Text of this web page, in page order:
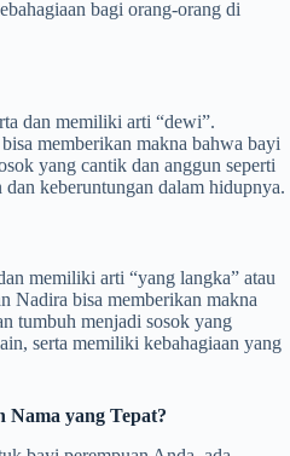
bagi orang-orang di
dan memiliki arti “dewi”.
memberikan makna bahwa bayi
yang cantik dan anggun seperti
keberuntungan dalam hidupnya.
memiliki arti “yang langka” atau
Nadira bisa memberikan makna
tumbuh menjadi sosok yang
serta memiliki kebahagiaan yang
Nama yang Tepat?